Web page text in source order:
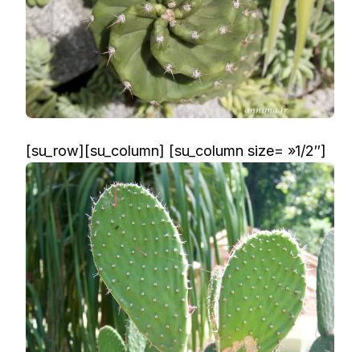
[su_row][su_column] [su_column size= »1/2″]